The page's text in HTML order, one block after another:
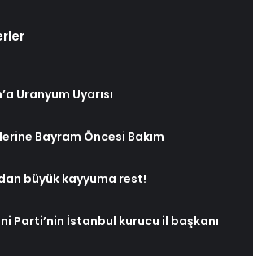
Uranyum Uyarısı
Bayram Öncesi Bakım
büyük kayyuma rest!
Parti’nin İstanbul kurucu il başkanı